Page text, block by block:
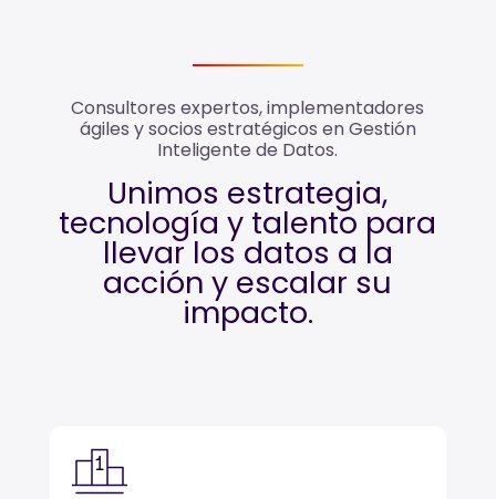
Consultores expertos, implementadores
ágiles y socios estratégicos en Gestión
Inteligente de Datos.
Unimos estrategia,
tecnología y talento para
llevar los datos a la
acción y escalar su
impacto.